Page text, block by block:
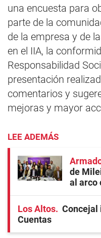
una encuesta para
parte de la
de la empresa y de
en el IIA, la
Responsabilidad
presentación
comentarios y
mejoras y mayor
LEE ADEMÁS
de
al arco
Los Altos
Concejal
Cuentas